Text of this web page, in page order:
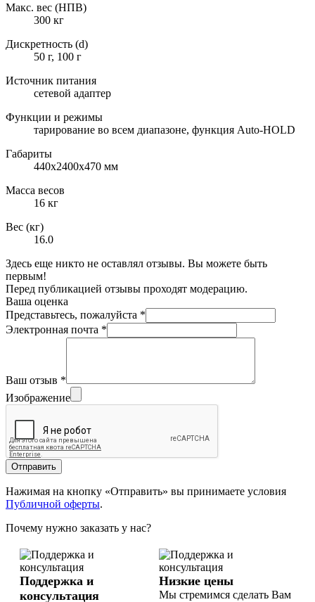
Макс. вес (НПВ)
300 кг
Дискретность (d)
50 г, 100 г
Источник питания
сетевой адаптер
Функции и режимы
тарирование во всем диапазоне, функция Auto-HOLD
Габариты
440х2400х470 мм
Масса весов
16 кг
Вес (кг)
16.0
Здесь еще никто не оставлял отзывы. Вы можете быть
первым!
Перед публикацией отзывы проходят модерацию.
Ваша оценка
Представьтесь, пожалуйста *
Электронная почта *
Ваш отзыв *
Изображение
Отправить
Нажимая на кнопку «Отправить» вы принимаете условия
Публичной оферты.
Почему нужно заказать у нас?
Поддержка и
консультация
Низкие цены
Мы стремимся сделать Вам